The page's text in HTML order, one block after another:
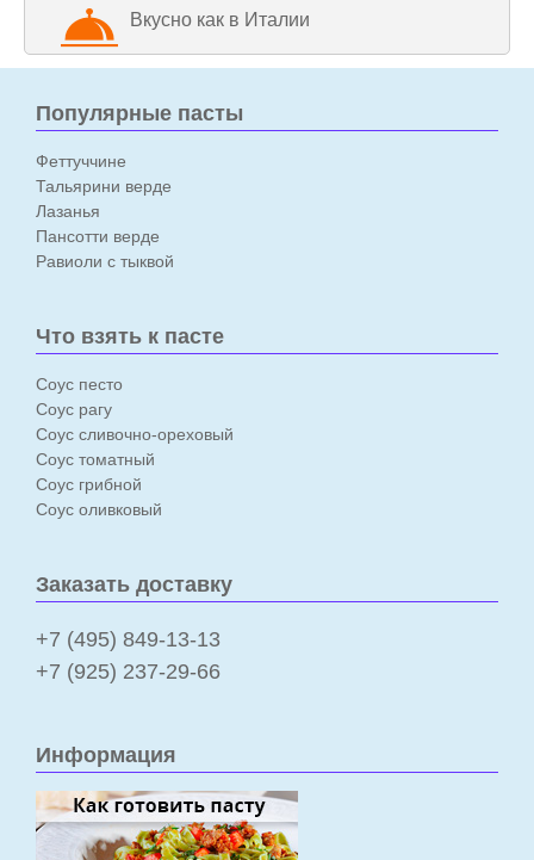
Вкусно как в Италии
Популярные пасты
Феттуччине
Тальярини верде
Лазанья
Пансотти верде
Равиоли с тыквой
Что взять к пасте
Соус песто
Соус рагу
Соус сливочно-ореховый
Соус томатный
Соус грибной
Соус оливковый
Заказать доставку
+7 (495) 849-13-13
+7 (925) 237-29-66
Информация